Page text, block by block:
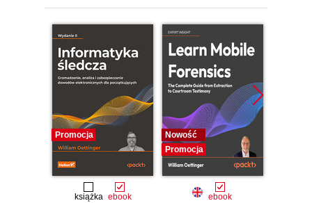
Promocja
książka ebook
Nowość
Promocja
ebook